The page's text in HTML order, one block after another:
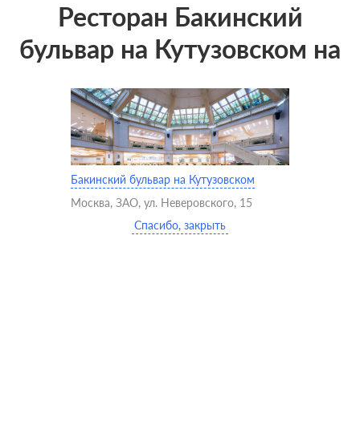
Ресторан Бакинский
бульвар на Кутузовском на
карте
Бакинский бульвар на Кутузовском
Москва, ЗАО, ул. Неверовского, 15
Спасибо, закрыть